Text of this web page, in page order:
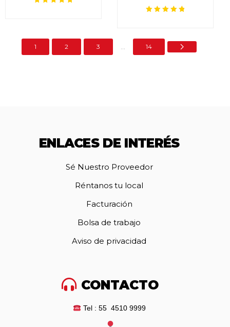
1 2 3 ... 14
ENLACES DE INTERÉS
Sé Nuestro Proveedor
Réntanos tu local
Facturación
Bolsa de trabajo
Aviso de privacidad
CONTACTO
Tel : 55 4510 9999